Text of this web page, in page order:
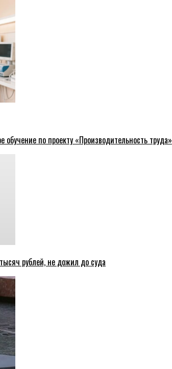
по проекту «Производительность труда»
рублей, не дожил до суда